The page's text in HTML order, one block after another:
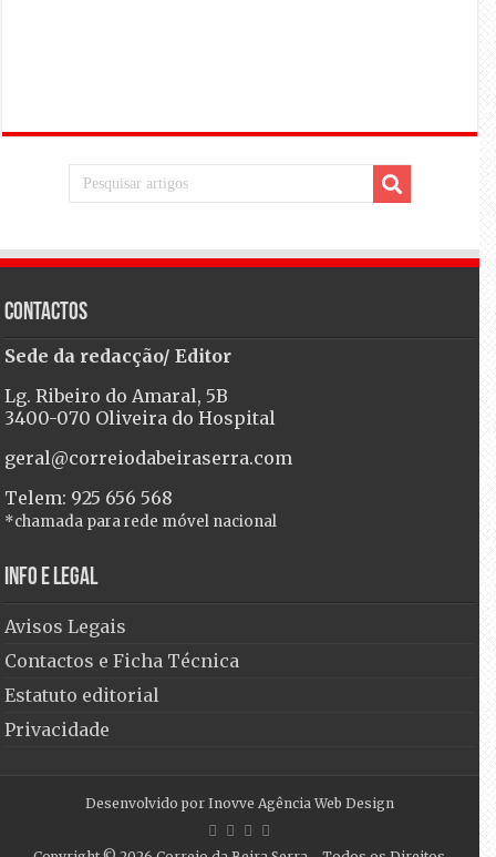
Contactos
Sede da redacção/ Editor
Lg. Ribeiro do Amaral, 5B
3400-070 Oliveira do Hospital
geral@correiodabeiraserra.com
Telem: 925 656 568
*chamada para rede móvel nacional
Info e Legal
Avisos Legais
Contactos e Ficha Técnica
Estatuto editorial
Privacidade
Desenvolvido por Inovve Agência Web Design